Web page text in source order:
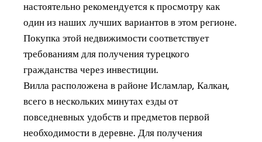
настоятельно рекомендуется к просмотру как
один из наших лучших вариантов в этом регионе.
Покупка этой недвижимости соответствует
требованиям для получения турецкого
гражданства через инвестиции.
Вилла расположена в районе Исламлар, Калкан,
всего в нескольких минутах езды от
повседневных удобств и предметов первой
необходимости в деревне. Для получения